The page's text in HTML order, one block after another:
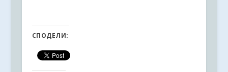
СПОДЕЛИ: